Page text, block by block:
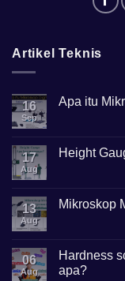
Artikel Teknis
16
Sep
Apa itu
Apa
itu
17
Aug
Height
Height
Gauge
13
Aug
Mikroskop
Mikroskop
Metalurgi
Apa
06
Aug
Hardness
apa?